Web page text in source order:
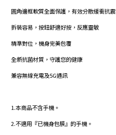
圓角邊框軟質全面保護，有效分散緩衝抗震
拆裝容易，按鈕舒適好按，反應靈敏
精準對位，機身完美包覆
全新抗菌材質，守護您的健康
兼容無線充電及5G通訊
1.本商品不含手機。
2.不適用『已機身包膜』的手機。